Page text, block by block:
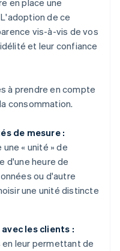
en place une
de ce
vis-à-vis de vos
et leur confiance
à prendre en compte
consommation.
de mesure :
« unité » de
d'une heure de
ou d'autre
une unité distincte
les clients :
leur permettant de